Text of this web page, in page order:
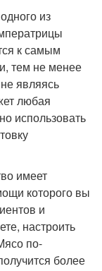
из
к самым
тем не менее
являясь
любая
использовать
имеет
которого вы
и
настроить
по-
более